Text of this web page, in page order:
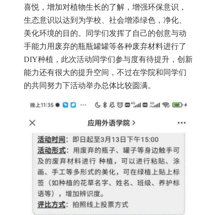
喜悦，增加对植物生长的了解，增强环保意识，
生态意识以达到为学校、社会增添绿色，净化、
美化环境的目的。同学们发挥了自己的创意与动
手能力用废弃的瓶瓶罐罐等各种废弃材料进行了
DIY种植，此次活动同学们参与度有待提升，创新
能力还有很大的提升空间，不过在学院和同学们
的共同努力下活动举办总体比较圆满。